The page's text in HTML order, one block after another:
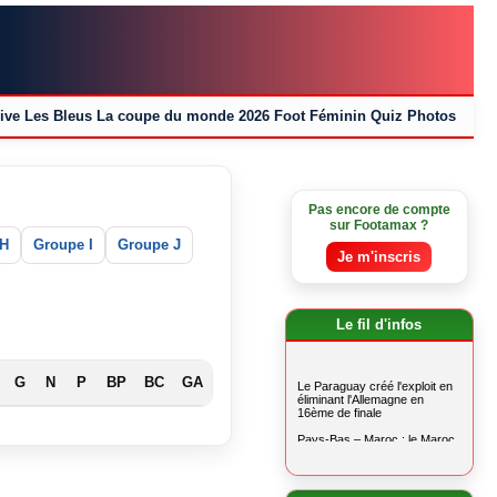
Les Bleus La coupe du monde 2026 Foot Féminin Quiz Photos
Groupe I Groupe J
G N P BP BC GA
Pas encore de compte
sur Footamax ?
Je m'inscris
Le fil d'infos
Le Paraguay créé l'exploit en
éliminant l'Allemagne en
16ème de finale
Pays-Bas – Maroc : le Maroc
La France domine la Norvège
et termine 1ère de son groupe